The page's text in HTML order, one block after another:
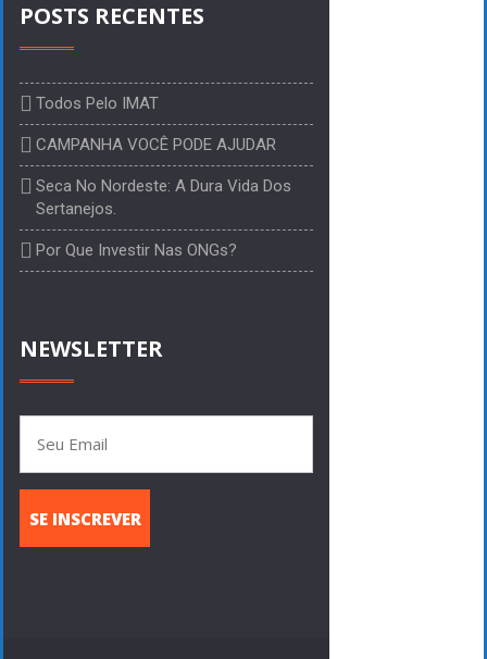
POSTS RECENTES
Todos Pelo IMAT
CAMPANHA VOCÊ PODE AJUDAR
Seca No Nordeste: A Dura Vida Dos
Sertanejos.
Por Que Investir Nas ONGs?
NEWSLETTER
SE INSCREVER